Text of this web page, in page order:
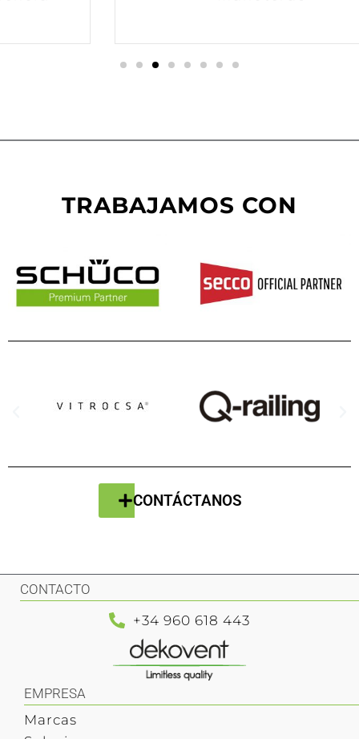
TRABAJAMOS CON
CONTÁCTANOS
CONTACTO
+34 960 618 443
EMPRESA
Marcas